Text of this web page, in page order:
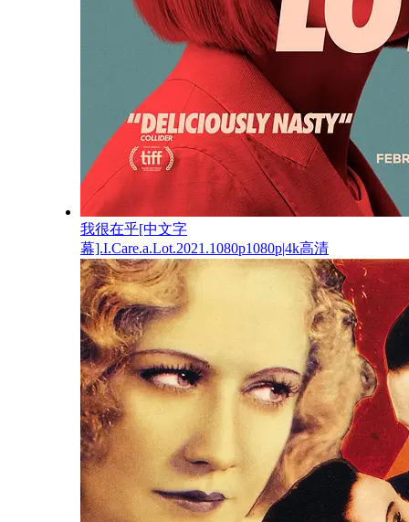
我很在乎[中文字
幕].I.Care.a.Lot.2021.1080p1080p|4k高清